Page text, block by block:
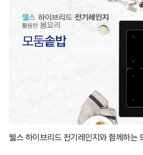
웰스 하이브리드 전기레인지와 함께하는